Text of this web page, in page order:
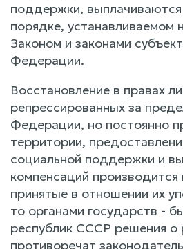
поддержки,
порядке, устанавливаемом
Законом и законами
Федерации.
Восстановление в правах
репрессированных за
Федерации, но постоянно
территории,
социальной поддержки и
компенсаций производится
принятые в отношении их
то органами государств -
республик СССР решения о
противоречат